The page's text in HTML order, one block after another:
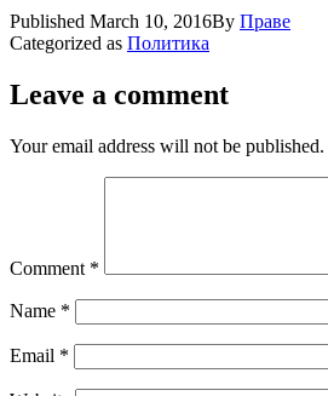
Published March 10, 2016By Праве
Categorized as Политика
Leave a comment
Your email address will not be published.
Comment *
Name *
Email *